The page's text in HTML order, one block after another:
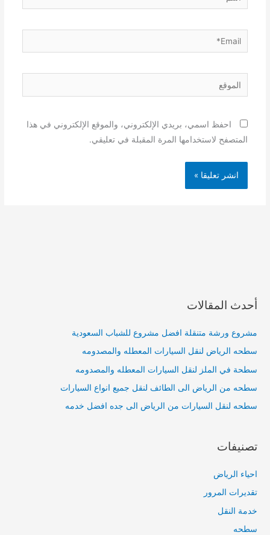
Email*
الموقع
احفظ اسمي، بريدي الإلكتروني، والموقع الإلكتروني في هذا
المتصفح لاستخدامها المرة المقبلة في تعليقي.
أحدث المقالات
مشروع ورشة متنقلة افضل مشروع للشباب السعودية
سطحه الرياض لنقل السيارات المعطله والمصدومه
سطحة في الملز لنقل السيارات المعطله والمصدومه
سطحه من الرياض الى الطائف لنقل جميع انواع السيارات
سطحه لنقل السيارات من الرياض الى جده افضل خدمه
تصنيفات
احياء الرياض
تقديرات المرور
خدمة النقل
سطحه